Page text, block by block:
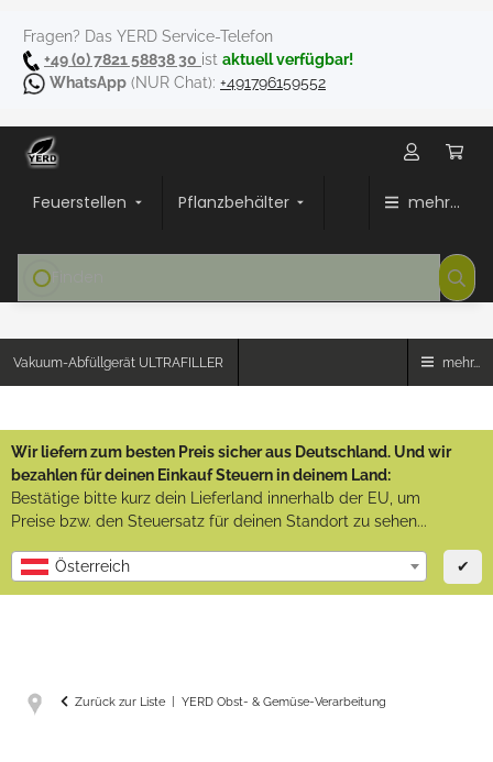
Fragen? Das YERD Service-Telefon
+49 (0) 7821 58838 30 ist aktuell verfügbar!
WhatsApp (NUR Chat): +491796159552
Feuerstellen Pflanzbehälter mehr...
Vakuum-Abfüllgerät ULTRAFILLER mehr...
Wir liefern zum besten Preis sicher aus Deutschland. Und wir
bezahlen für deinen Einkauf Steuern in deinem Land:
Bestätige bitte kurz dein Lieferland innerhalb der EU, um
Preise bzw. den Steuersatz für deinen Standort zu sehen...
Österreich ✔
Zurück zur Liste YERD Obst- & Gemüse-Verarbeitung